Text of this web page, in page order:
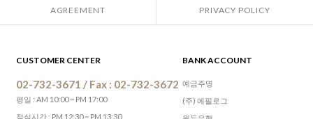
AGREEMENT PRIVACY POLICY
CUSTOMER CENTER
02-732-3671 / Fax : 02-732-3672
평일 : AM 10:00 ~ PM 17:00
점심시간 : PM 12:30 ~ PM 13:30
BANK ACCOUNT
예금주명
(주) 에필로그